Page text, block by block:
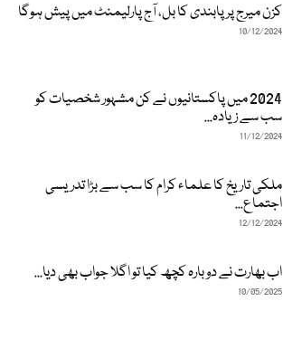
کزن میرج پر پابندی کا بل، آج پارلیمنٹ میں پیش ہوگا
10/12/2024
2024 میں پاکستانیوں نے کن مشہور شخصیات کو
سب سے زیادہ...
11/12/2024
ملکی تاریخ کا علماء کرام کا سب سے بڑا تدریسی
اجتماع...
12/12/2024
اب بھارت نے دوبارہ کچھ کیا تو اگلا جواب بھی دیا...
10/05/2025